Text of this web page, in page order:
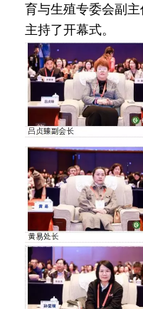
育与生殖专委会副
主持了开幕式。